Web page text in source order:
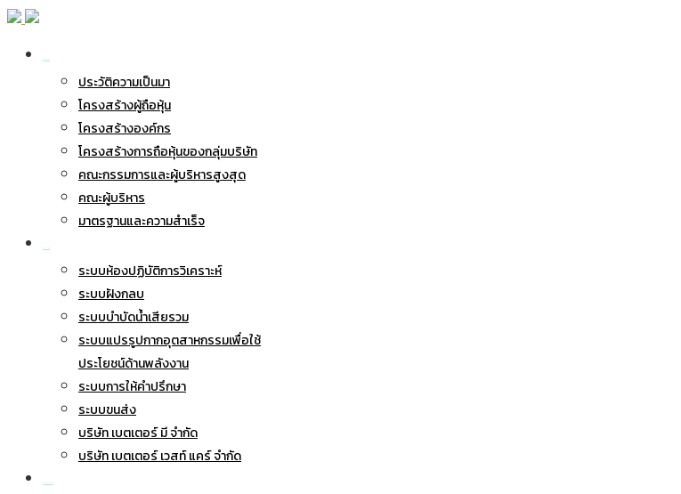
ประวัติความเป็นมา
โครงสร้างผู้ถือหุ้น
โครงสร้างองค์กร
โครงสร้างการถือหุ้นของกลุ่มบริษัท
คณะกรรมการและผู้บริหารสูงสุด
คณะผู้บริหาร
มาตรฐานและความสำเร็จ
ระบบห้องปฏิบัติการวิเคราะห์
ระบบฝังกลบ
ระบบบำบัดน้ำเสียรวม
ระบบแปรรูปกากอุตสาหกรรมเพื่อใช้
ประโยชน์ด้านพลังงาน
ระบบการให้คำปรึกษา
ระบบขนส่ง
บริษัท เบตเตอร์ มี จำกัด
บริษัท เบตเตอร์ เวสท์ แคร์ จำกัด